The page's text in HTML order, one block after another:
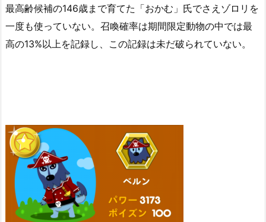
最高齢候補の146歳まで育てた「おかむ」氏でさえゾロリを
一度も使っていない。召喚確率は期間限定動物の中では最
高の13%以上を記録し、この記録は未だ破られていない。